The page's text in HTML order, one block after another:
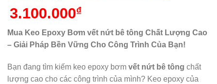
3.100.000₫
Mua Keo Epoxy Bơm vết nứt bê tông Chất Lượng Cao
– Giải Pháp Bền Vững Cho Công Trình Của Bạn!
Bạn đang tìm kiếm keo epoxy bơm vết nứt bê tông chất
lượng cao cho các công trình của mình? Keo epoxy của